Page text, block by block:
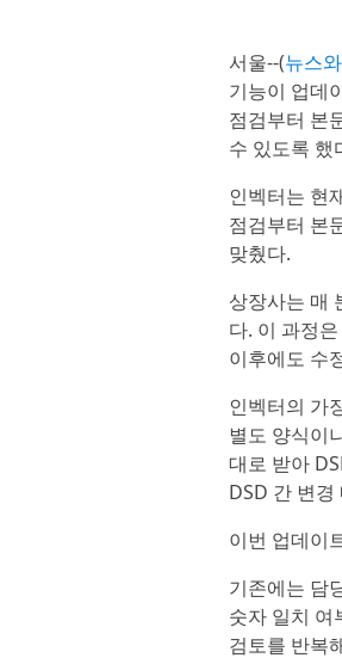
서울--(뉴스
기능이 업데
점검부터 본
수 있도록 했
인벡터는 현
점검부터 본
맞췄다.
상장사는 매
다. 이 과정
이후에도 수
인벡터의 가
별도 양식이
대로 받아
DSD 간 변
이번 업데이
기존에는 담
숫자 일치 여
검토를 반복